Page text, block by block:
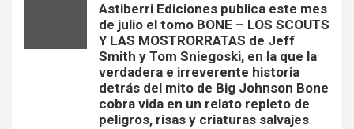
Astiberri Ediciones publica este mes
de julio el tomo BONE – LOS SCOUTS
Y LAS MOSTRORRATAS de Jeff
Smith y Tom Sniegoski, en la que la
verdadera e irreverente historia
detrás del mito de Big Johnson Bone
cobra vida en un relato repleto de
peligros, risas y criaturas salvajes